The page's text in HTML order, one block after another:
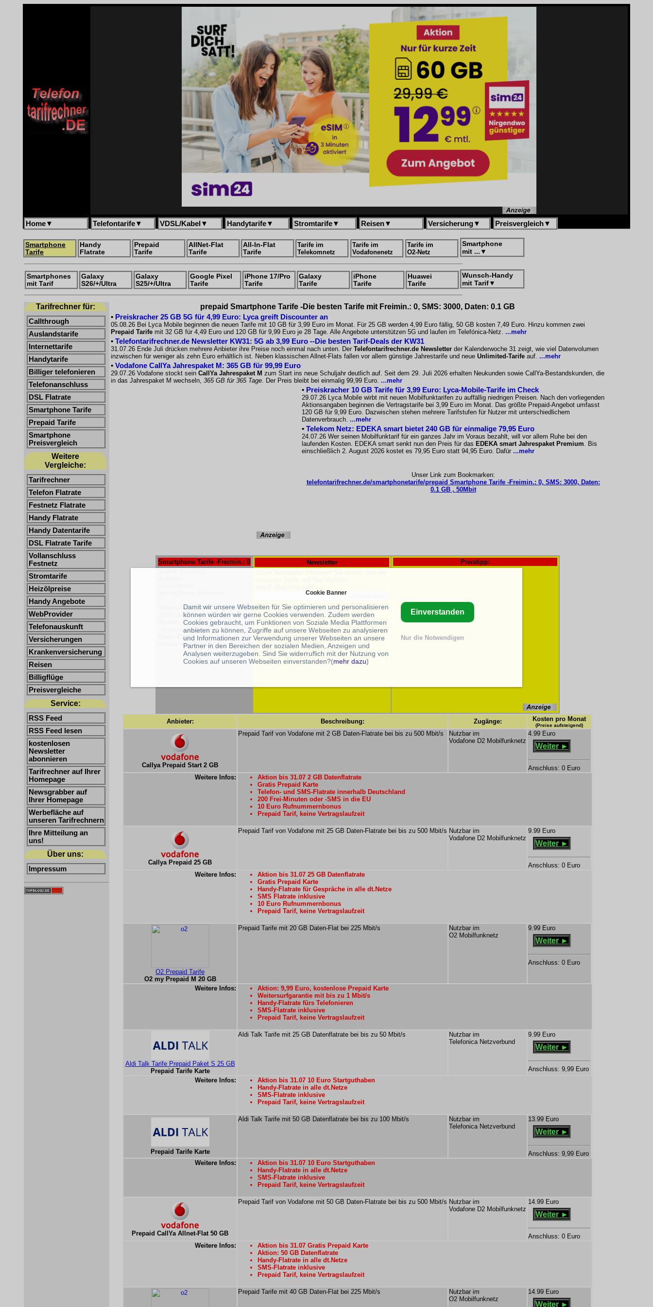
Home▼ Telefontarife▼ VDSL/Kabel ▼ Handytarife▼ Stromtarife▼ Reisen▼ Versicherung▼ Preisvergleich▼
Smartphone
Tarife
Handy
Flatrate
Prepaid
Tarife
AllNet-Flat
Tarife
All-In-Flat
Tarife
Tarife im
Telekomnetz
Tarife im
Vodafonenetz
Tarife im
O2-Netz
Smartphone
mit ... ▼
Smartphones
mit Tarif
Galaxy
S26/+/Ultra
Galaxy
S25/+/Ultra
Google Pixel
Tarife
iPhone 17/Pro
Tarife
Galaxy
Tarife
iPhone
Tarife
Huawei
Tarife
Wunsch-Handy
mit Tarif▼
Tarifrechner für:
Callthrough
Auslandstarife
Internettarife
Handytarife
Billiger telefonieren
Telefonanschluss
DSL Flatrate
Smartphone Tarife
Prepaid Tarife
Smartphone
Preisvergleich
Weitere
Vergleiche:
Tarifrechner
Telefon Flatrate
Festnetz Flatrate
Handy Flatrate
Handy Datentarife
DSL Flatrate Tarife
Vollanschluss
Festnetz
Stromtarife
Heizölpreise
Handy Angebote
WebProvider
Telefonauskunft
Versicherungen
Krankenversicherung
Reisen
Billigflüge
Preisvergleiche
Service:
RSS Feed
RSS Feed lesen
kostenlosen
Newsletter
abonnieren
Tarifrechner auf Ihrer
Homepage
Newsgrabber auf
Ihrer Homepage
Werbefläche auf
unseren Tarifrechnern
Ihre Mitteilung an
uns!
Über uns:
Impressum
prepaid Smartphone Tarife -Die besten Tarife mit Freimin.: 0, SMS: 3000, Daten: 0.1 GB
• Preiskracher 25 GB 5G für 4,99 Euro: Lyca greift Discounter an
05.08.26 Bei Lyca Mobile beginnen die neuen Tarife mit 10 GB für 3,99 Euro im Monat. Für 25 GB werden 4,99 Euro fällig, 50 GB kosten 7,49 Euro. Hinzu kommen zwei
Prepaid Tarife mit 32 GB für 4,49 Euro und 120 GB für 9,99 Euro je 28 Tage. Alle Angebote unterstützen 5G und laufen im Telefónica-Netz. ...mehr
• Telefontarifrechner.de Newsletter KW31: 5G ab 3,99 Euro --Die besten Tarif-Deals der KW31
31.07.26 Ende Juli drücken mehrere Anbieter ihre Preise noch einmal nach unten. Der Telefontarifrechner.de Newsletter der Kalenderwoche 31 zeigt, wie viel Datenvolumen
inzwischen für weniger als zehn Euro erhältlich ist. Neben klassischen Allnet-Flats fallen vor allem günstige Jahrestarife und neue Unlimited-Tarife auf. ...mehr
• Vodafone CallYa Jahrespaket M: 365 GB für 99,99 Euro
29.07.26 Vodafone stockt sein CallYa Jahrespaket M zum Start ins neue Schuljahr deutlich auf. Seit dem 29. Juli 2026 erhalten Neukunden sowie CallYa-Bestandskunden, die
in das Jahrespaket M wechseln, 365 GB für 365 Tage. Der Preis bleibt bei einmalig 99,99 Euro. ...mehr
• Preiskracher 10 GB Tarife für 3,99 Euro: Lyca-Mobile-Tarife im Check
29.07.26 Lyca Mobile wirbt mit neuen Mobilfunktarifen zu auffällig niedrigen Preisen. Nach den vorliegenden
Aktionsangaben beginnen die Vertragstarife bei 3,99 Euro im Monat. Das größte Prepaid-Angebot umfasst
120 GB für 9,99 Euro. Dazwischen stehen mehrere Tarifstufen für Nutzer mit unterschiedlichem
Datenverbrauch. ...mehr
• Telekom Netz: EDEKA smart bietet 240 GB für einmalige 79,95 Euro
24.07.26 Wer seinen Mobilfunktarif für ein ganzes Jahr im Voraus bezahlt, will vor allem Ruhe bei den
laufenden Kosten. EDEKA smart senkt nun den Preis für das EDEKA smart Jahrespaket Premium. Bis
einschließlich 2. August 2026 kostet es 79,95 Euro statt 94,95 Euro. Dafür ...mehr
Unser Link zum Bookmarken:
telefontarifrechner.de/smartphonetarife/prepaid Smartphone Tarife -Freimin.: 0, SMS: 3000, Daten:
0.1 GB , 50Mbit
Smartphone Tarife -Freimin.: 0
Smartphone SMS:
3000 SMS
mindestens 50 Mbit/s
Daten-Flat:
mindestens 0.1 GB
Newsletter
Unser letzter Newsletter
Preistipp:
Anbieter: Beschreibung: Zugänge: Kosten pro Monat
(Preise aufsteigend)
Callya Prepaid Start 2 GB
Prepaid Tarif von Vodafone mit 2 GB Daten-Flatrate bei bis zu 500 Mbit/s
Nutzbar im
Vodafone D2 Mobilfunknetz
4.99 Euro
Weiter ►
Anschluss: 0 Euro
Weitere Infos:
Aktion bis 31.07 2 GB Datenflatrate
Gratis Prepaid Karte
Telefon- und SMS-Flatrate innerhalb Deutschland
200 Frei-Minuten oder -SMS in die EU
10 Euro Rufnummernbonus
Prepaid Tarif, keine Vertragslaufzeit
Callya Prepaid 25 GB
Prepaid Tarif von Vodafone mit 25 GB Daten-Flatrate bei bis zu 500 Mbit/s Nutzbar im
Vodafone D2 Mobilfunknetz
9.99 Euro
Weiter ►
Anschluss: 0 Euro
Weitere Infos:
Aktion bis 31.07 25 GB Datenflatrate
Gratis Prepaid Karte
Handy-Flatrate für Gespräche in alle dt.Netze
SMS Flatrate inklusive
10 Euro Rufnummernbonus
Prepaid Tarif, keine Vertragslaufzeit
O2 Prepaid Tarife
O2 my Prepaid M 20 GB
Prepaid Tarife mit 20 GB Daten-Flat bei 225 Mbit/s
Nutzbar im
O2 Mobilfunknetz
9.99 Euro
Weiter ►
Anschluss: 0 Euro
Weitere Infos:
Aktion: 9,99 Euro, kostenlose Prepaid Karte
Weitersurfgarantie mit bis zu 1 Mbit/s
Handy-Flatrate fürs Telefonieren
SMS-Flatrate inklusive
Prepaid Tarif, keine Vertragslaufzeit
Aldi Talk Tarife Prepaid Paket S 25 GB
Prepaid Tarife Karte
Aldi Talk Tarife mit 25 GB Datenflatrate bei bis zu 50 Mbit/s
Nutzbar im
Telefonica Netzverbund
9.99 Euro
Weiter ►
Anschluss: 9,99 Euro
Weitere Infos:
Aktion bis 31.07 10 Euro Startguthaben
Handy-Flatrate in alle dt.Netze
SMS-Flatrate inklusive
Prepaid Tarif, keine Vertragslaufzeit
Prepaid Tarife Karte
Aldi Talk Tarife mit 50 GB Datenflatrate bei bis zu 100 Mbit/s
Nutzbar im
Telefonica Netzverbund
13.99 Euro
Weiter ►
Anschluss: 9,99 Euro
Weitere Infos:
Aktion bis 31.07 10 Euro Startguthaben
Handy-Flatrate in alle dt.Netze
SMS-Flatrate inklusive
Prepaid Tarif, keine Vertragslaufzeit
Prepaid CallYa Allnet-Flat 50 GB
Prepaid Tarif von Vodafone mit 50 GB Daten-Flatrate bei bis zu 500 Mbit/s Nutzbar im
Vodafone D2 Mobilfunknetz
14.99 Euro
Weiter ►
Anschluss: 0 Euro
Weitere Infos:
Aktion bis 31.07 Gratis Prepaid Karte
Aktion: 50 GB Datenflatrate
Handy-Flatrate in alle dt.Netze
SMS-Flatrate inklusive
Prepaid Tarif, keine Vertragslaufzeit
Prepaid Tarife mit 40 GB Daten-Flat bei 225 Mbit/s
Nutzbar im
O2 Mobilfunknetz
14.99 Euro
Weiter ►
Cookie Banner
Damit wir unsere Webseiten für Sie optimieren und personalisieren
können würden wir gerne Cookies verwenden. Zudem werden
Cookies gebraucht, um Funktionen von Soziale Media Plattformen
anbieten zu können, Zugriffe auf unsere Webseiten zu analysieren
und Informationen zur Verwendung unserer Webseiten an unsere
Partner in den Bereichen der sozialen Medien, Anzeigen und
Analysen weiterzugeben. Sind Sie widerruflich mit der Nutzung von
Cookies auf unseren Webseiten einverstanden?(mehr dazu)
Einverstanden
Nur die Notwendigen